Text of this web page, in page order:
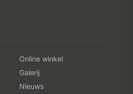
Online winkel
Galerij
Nieuws